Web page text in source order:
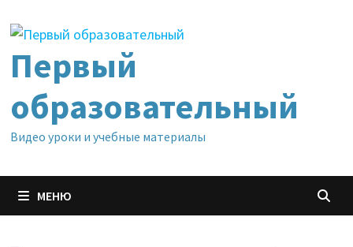
содержимому
Первый
образовательный
Видео уроки и учебные материалы
МЕНЮ